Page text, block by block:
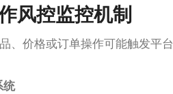
风控监控机制
、价格或订单操作可能触发平
统